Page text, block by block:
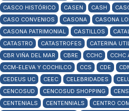
CASCO HISTÓRICO
CASEN CASH
CASO CONVENIOS
CASONA
CASONA
CASONA PATRIMONIAL
CASTILLOS
CATASTRO
CATASTROFES CATERINA
CBR VIÑA DEL MAR
CBRE CCHC CCHC
CCM-ELEVA Y COCHILCO
CCS CDE
CEDEUS UC
CEEC CELEBRIDADES
CENCOSUD
CENCOSUD SHOPPING
CENTENIALS
CENTENNIALS CENTRO